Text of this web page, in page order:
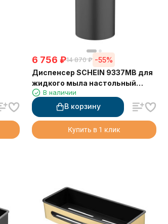
6 756 ₽14 870 ₽ -55%
Диспенсер SCHEIN 9337MB для
жидкого мыла настольный
черный
В наличии
В корзину
Купить в 1 клик